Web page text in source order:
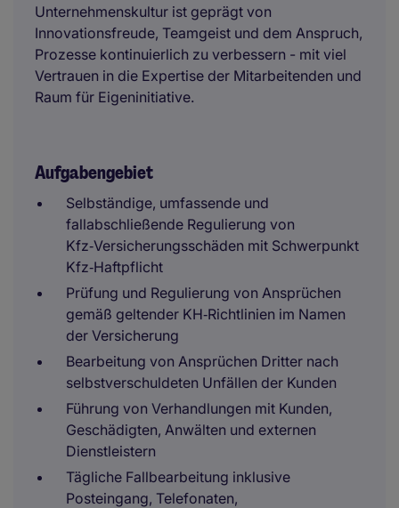
Unternehmenskultur ist geprägt von
Innovationsfreude, Teamgeist und dem Anspruch,
Prozesse kontinuierlich zu verbessern - mit viel
Vertrauen in die Expertise der Mitarbeitenden und
Raum für Eigeninitiative.
Aufgabengebiet
Selbständige, umfassende und
fallabschließende Regulierung von
Kfz‑Versicherungsschäden mit Schwerpunkt
Kfz‑Haftpflicht
Prüfung und Regulierung von Ansprüchen
gemäß geltender KH‑Richtlinien im Namen
der Versicherung
Bearbeitung von Ansprüchen Dritter nach
selbstverschuldeten Unfällen der Kunden
Führung von Verhandlungen mit Kunden,
Geschädigten, Anwälten und externen
Dienstleistern
Tägliche Fallbearbeitung inklusive
Posteingang, Telefonaten,